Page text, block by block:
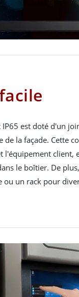
IP65 est doté d'un
la façade. Cette
l'équipement client,
le boîtier. De
un rack pour